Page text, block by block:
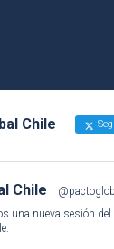
Chile
Chile
una nueva sesión